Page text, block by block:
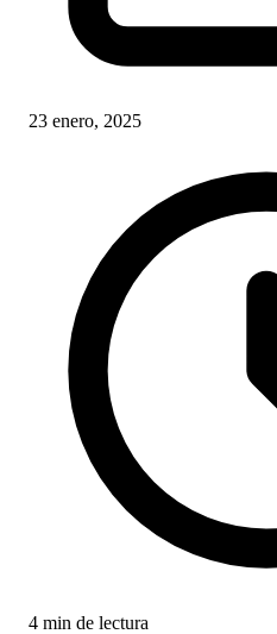
23 enero, 2025
4 min de lectura